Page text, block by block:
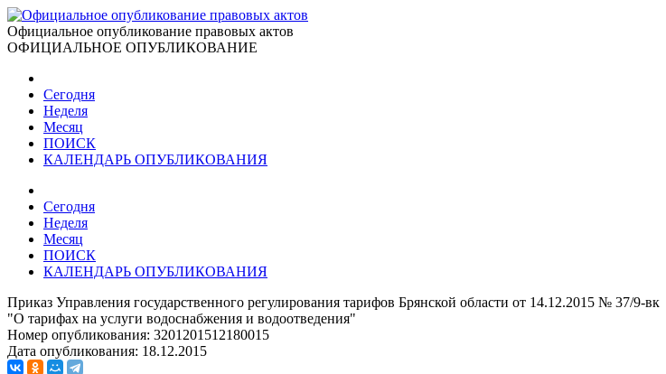
Официальное опубликование правовых актов
ОФИЦИАЛЬНОЕ ОПУБЛИКОВАНИЕ
Сегодня
Неделя
Месяц
ПОИСК
КАЛЕНДАРЬ ОПУБЛИКОВАНИЯ
Сегодня
Неделя
Месяц
ПОИСК
КАЛЕНДАРЬ ОПУБЛИКОВАНИЯ
Приказ Управления государственного регулирования тарифов Брянской области от 14.12.2015 № 37/9-вк
"О тарифах на услуги водоснабжения и водоотведения"
Номер опубликования: 3201201512180015
Дата опубликования: 18.12.2015